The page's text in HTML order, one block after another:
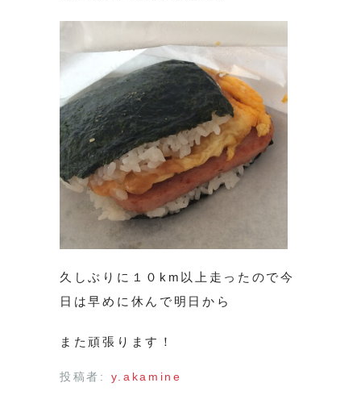
久しぶりに１０km以上走ったので今
日は早めに休んで明日から
また頑張ります！
投稿者: y.akamine